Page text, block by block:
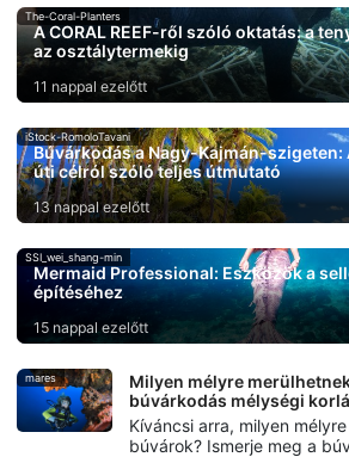
The-Coral-Planters
A CORAL REEF-ről szóló oktatás: a
az osztálytermekig
11 nappal ezelőtt
iStock-RomoloTavani
Búvárkodás a Nagy-Kajmán-
úti célról szóló teljes útmutató
13 nappal ezelőtt
SSI_wei_shang-min
Mermaid Professional: Eszközök a
építéséhez
15 nappal ezelőtt
mares
Milyen mélyre
búvárkodás mélységi
Kíváncsi arra, milyen
búvárok? Ismerje meg a